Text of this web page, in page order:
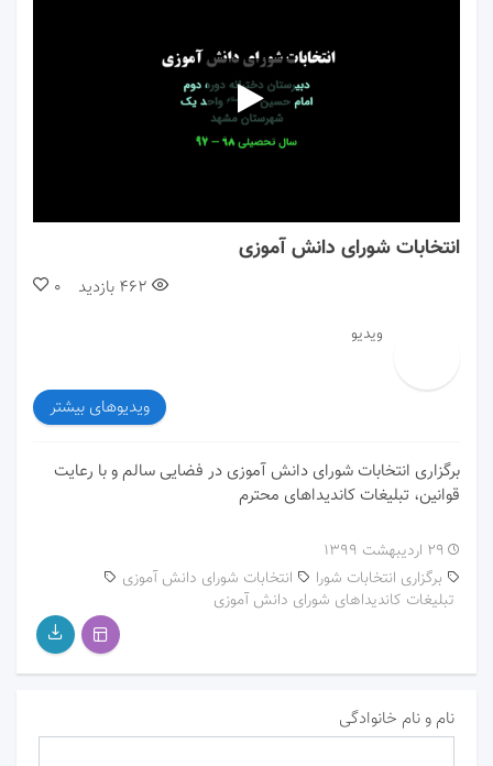
انتخابات شورای دانش آموزی
0 462 بازدید
ویدیو
ویدیوهای بیشتر
برگزاری انتخابات شورای دانش آموزی در فضایی سالم و با رعایت
قوانین، تبلیغات کاندیداهای محترم
۲۹ اردیبهشت ۱۳۹۹
انتخابات شورای دانش آموزی
برگزاری انتخابات شورا
تبلیغات کاندیداهای شورای دانش آموزی
نام و نام خانوادگی